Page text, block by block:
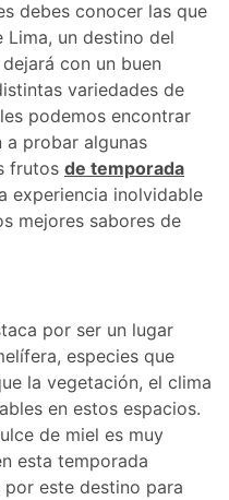
debes conocer las que
Lima, un destino del
con un buen
variedades de
podemos encontrar
a probar algunas
frutos de temporada
experiencia inolvidable
mejores sabores de
por ser un lugar
especies que
la vegetación, el clima
en estos espacios.
de miel es muy
esta temporada
este destino para